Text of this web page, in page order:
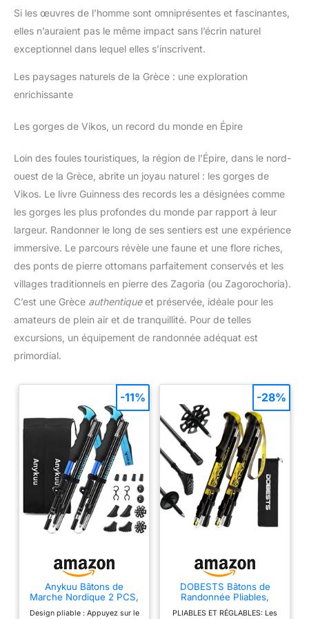
Si les œuvres de l’homme sont omniprésentes et fascinantes,
elles n’auraient pas le même impact sans l’écrin naturel
exceptionnel dans lequel elles s’inscrivent.
Les paysages naturels de la Grèce : une exploration
enrichissante
Les gorges de Vikos, un record du monde en Épire
Loin des foules touristiques, la région de l’Épire, dans le nord-
ouest de la Grèce, abrite un joyau naturel : les gorges de
Vikos. Le livre Guinness des records les a désignées comme
les gorges les plus profondes du monde par rapport à leur
largeur. Randonner le long de ses sentiers est une expérience
immersive. Le parcours révèle une faune et une flore riches,
des ponts de pierre ottomans parfaitement conservés et les
villages traditionnels en pierre des Zagoria (ou Zagorochoria).
C’est une Grèce authentiqueet préservée, idéale pour les
amateurs de plein air et de tranquillité. Pour de telles
excursions, un équipement de randonnée adéquat est
primordial.
Anykuu Bâtons de
Marche Nordique 2 PCS,
Design pliable : Appuyez sur le
-11%
DOBESTS Bâtons de
Randonnée Pliables,
Aluminium, 110-130 cm
PLIABLES ET RÉGLABLES: Les
-28%